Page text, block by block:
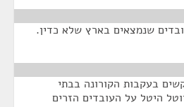
שנמצאים בארץ שלא כדין.
בעקבות הקורונה בבתי
היטל על העובדים הזרים